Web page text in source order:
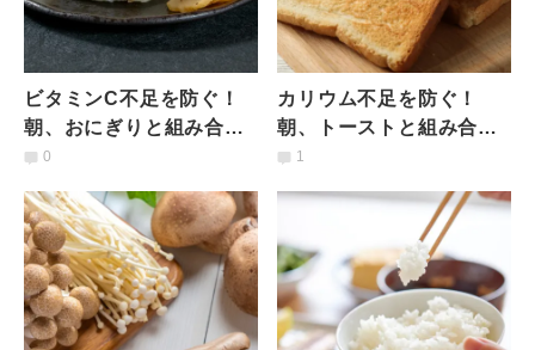
ビタミンC不足を防ぐ！
朝、おにぎりと組み合わ
せると良い食材とは？｜
0
カリウム不足を防ぐ！
朝、トーストと組み合わ
せると良い食材とは？｜
1